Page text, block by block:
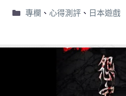
專欄 、 心得測評、 日本遊戲